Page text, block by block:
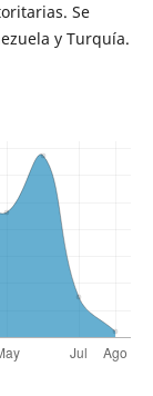
Se
y Turquía.